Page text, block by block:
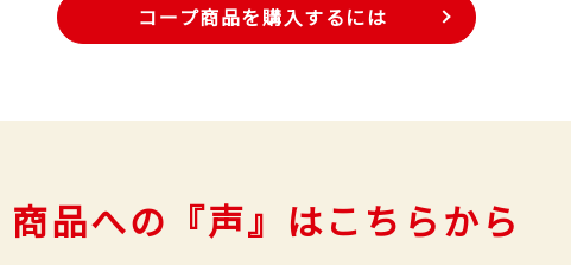
コープ商品を購入するには
商品への『声』はこちらから